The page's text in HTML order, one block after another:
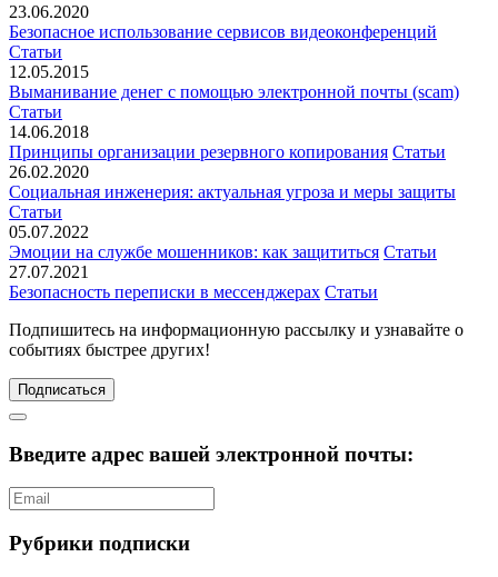
23.06.2020
Безопасное использование сервисов видеоконференций
Статьи
12.05.2015
Выманивание денег с помощью электронной почты (scam)
Статьи
14.06.2018
Принципы организации резервного копирования Статьи
26.02.2020
Социальная инженерия: актуальная угроза и меры защиты
Статьи
05.07.2022
Эмоции на службе мошенников: как защититься Статьи
27.07.2021
Безопасность переписки в мессенджерах Статьи
Подпишитесь на информационную рассылку и узнавайте о
событиях быстрее других!
Подписаться
Введите адрес вашей электронной почты:
Рубрики подписки